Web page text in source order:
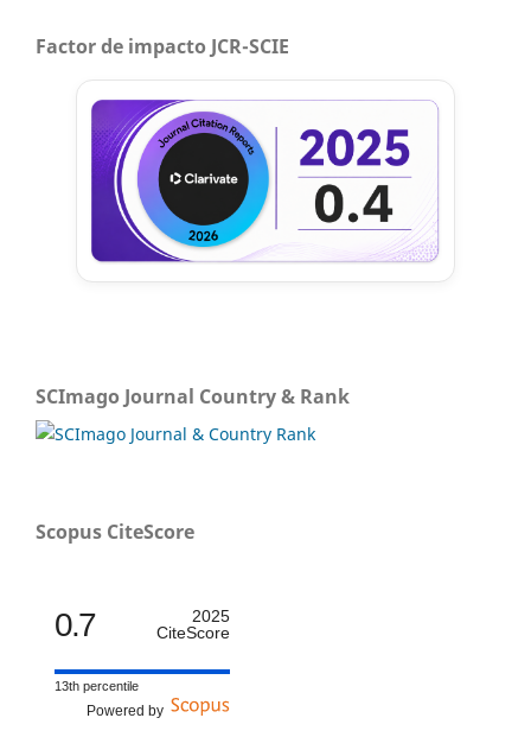
Factor de impacto JCR-SCIE
SCImago Journal Country & Rank
Scopus CiteScore
0.7
2025
CiteScore
13th percentile
Powered by